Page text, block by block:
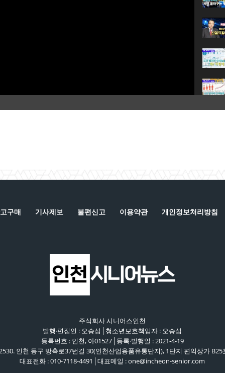
구매 기사제보 불편신고 이용약관 개인정보처리방침
주식회사 시니어스인천
발행·편집인 : 오승섭│청소년보호책임자 : 오승섭
등록번호 : 인천, 아01527│등록·발행일 : 2021-4-19
인천 동구 방축로37번길 30(인천산업용품유통단지), 1단지 편익상가 B25
대표전화 : 010-7118-4491│대표메일 : one@incheon-senior.com